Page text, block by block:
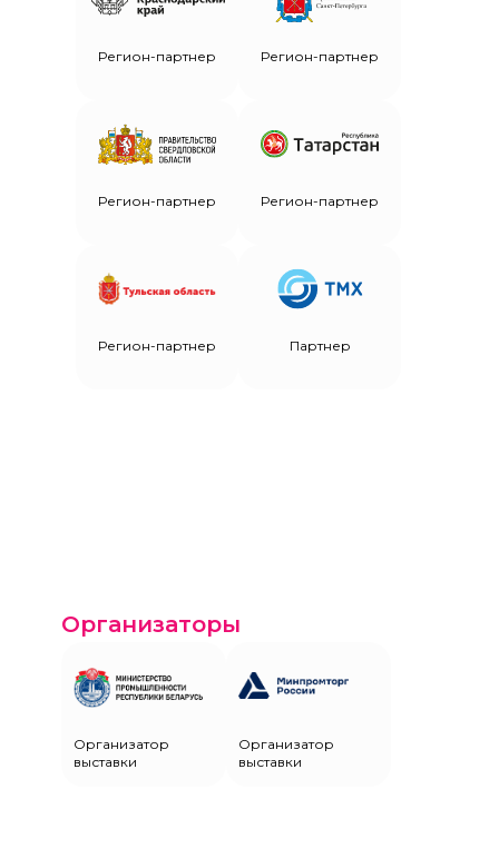
Регион-партнер Регион-партнер
Регион-партнер Регион-партнер
Регион-партнер Партнер
Организаторы
Организатор
выставки
Организатор
выставки